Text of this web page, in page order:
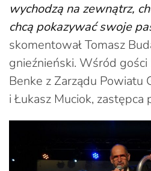
wychodzą na zewnątrz,
chcą pokazywać swoje
skomentował Tomasz
gnieźnieński. Wśród
Benke z Zarządu Powiatu
i Łukasz Muciok, zastępca